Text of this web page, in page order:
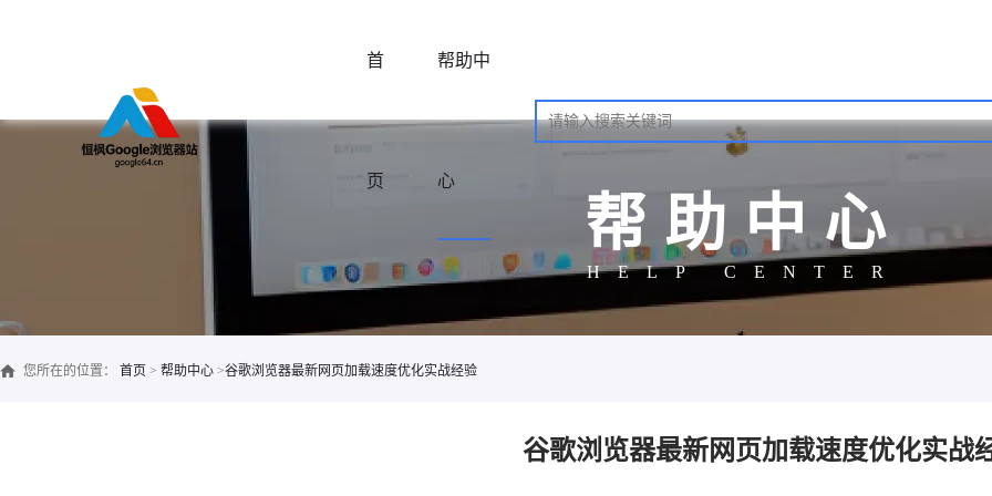
首
页
帮助中
心
帮助中心
HELP CENTER
您所在的位置： 首页 > 帮助中心 >谷歌浏览器最新网页加载速度优化实战经验
谷歌浏览器最新网页加载速度优化实战